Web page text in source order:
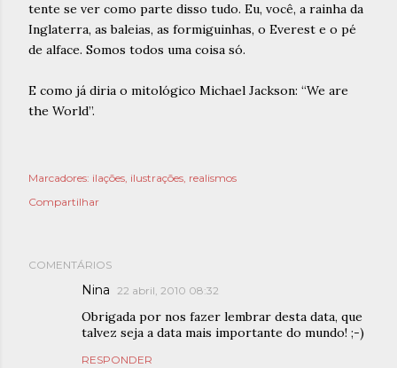
tente se ver como parte disso tudo. Eu, você, a rainha da
Inglaterra, as baleias, as formiguinhas, o Everest e o pé
de alface. Somos todos uma coisa só.
E como já diria o mitológico Michael Jackson: “We are
the World”.
Marcadores: ilações ilustrações realismos
Compartilhar
COMENTÁRIOS
Nina 22 abril, 2010 08:32
Obrigada por nos fazer lembrar desta data, que
talvez seja a data mais importante do mundo! ;-)
RESPONDER